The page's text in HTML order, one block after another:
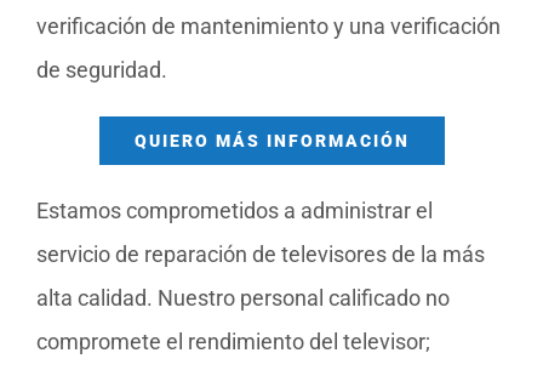
verificación de mantenimiento y una verificación
de seguridad.
QUIERO MÁS INFORMACIÓN
Estamos comprometidos a administrar el
servicio de reparación de televisores de la más
alta calidad. Nuestro personal calificado no
compromete el rendimiento del televisor;